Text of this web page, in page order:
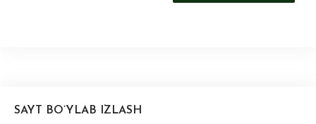
SAYT BO’YLAB IZLASH